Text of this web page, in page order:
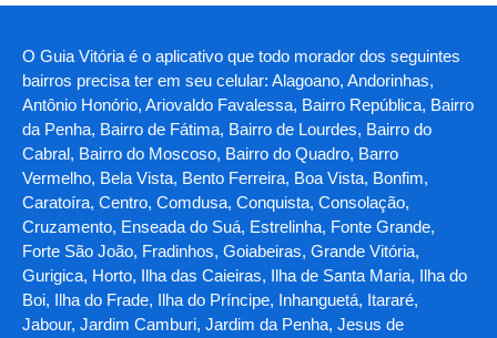
O Guia Vitória é o aplicativo que todo morador dos seguintes
bairros precisa ter em seu celular: Alagoano, Andorinhas,
Antônio Honório, Ariovaldo Favalessa, Bairro República, Bairro
da Penha, Bairro de Fátima, Bairro de Lourdes, Bairro do
Cabral, Bairro do Moscoso, Bairro do Quadro, Barro
Vermelho, Bela Vista, Bento Ferreira, Boa Vista, Bonfim,
Caratoíra, Centro, Comdusa, Conquista, Consolação,
Cruzamento, Enseada do Suá, Estrelinha, Fonte Grande,
Forte São João, Fradinhos, Goiabeiras, Grande Vitória,
Gurigica, Horto, Ilha das Caieiras, Ilha de Santa Maria, Ilha do
Boi, Ilha do Frade, Ilha do Príncipe, Inhanguetá, Itararé,
Jabour, Jardim Camburi, Jardim da Penha, Jesus de